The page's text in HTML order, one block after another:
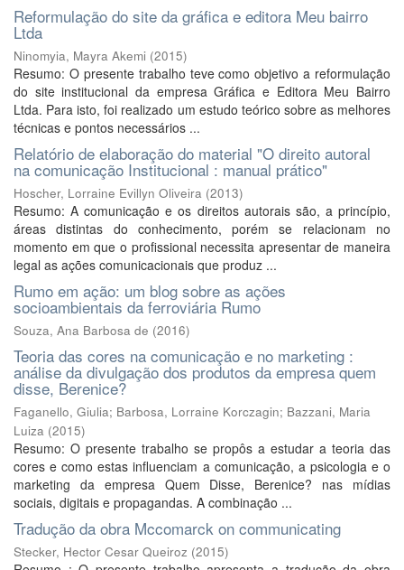
Reformulação do site da gráfica e editora Meu bairro
Ltda
Ninomyia, Mayra Akemi (2015)
Resumo: O presente trabalho teve como objetivo a reformulação
do site institucional da empresa Gráfica e Editora Meu Bairro
Ltda. Para isto, foi realizado um estudo teórico sobre as melhores
técnicas e pontos necessários ...
Relatório de elaboração do material "O direito autoral
na comunicação Institucional : manual prático"
Hoscher, Lorraine Evillyn Oliveira (2013)
Resumo: A comunicação e os direitos autorais são, a princípio,
áreas distintas do conhecimento, porém se relacionam no
momento em que o profissional necessita apresentar de maneira
legal as ações comunicacionais que produz ...
Rumo em ação: um blog sobre as ações
socioambientais da ferroviária Rumo
Souza, Ana Barbosa de (2016)
Teoria das cores na comunicação e no marketing :
análise da divulgação dos produtos da empresa quem
disse, Berenice?
Faganello, Giulia; Barbosa, Lorraine Korczagin; Bazzani, Maria
Luiza (2015)
Resumo: O presente trabalho se propôs a estudar a teoria das
cores e como estas influenciam a comunicação, a psicologia e o
marketing da empresa Quem Disse, Berenice? nas mídias
sociais, digitais e propagandas. A combinação ...
Tradução da obra Mccomarck on communicating
Stecker, Hector Cesar Queiroz (2015)